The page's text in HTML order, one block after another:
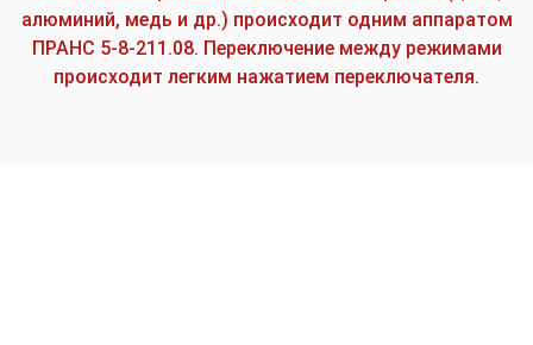
алюминий, медь и др.) происходит одним аппаратом
ПРАНС 5-8-211.08. Переключение между режимами
происходит легким нажатием переключателя.